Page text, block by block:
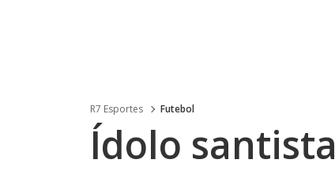
R7 Esportes Futebol
Ídolo